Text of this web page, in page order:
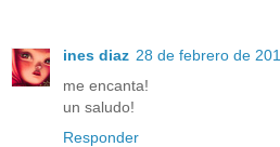
ines diaz 28 de febrero de
me encanta!
un saludo!
Responder